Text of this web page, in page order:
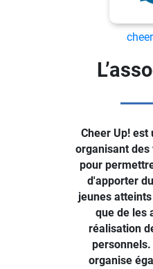
Cheer Up! est
organisant des
pour
d'apporter
jeunes
que de les
réalisation
organise